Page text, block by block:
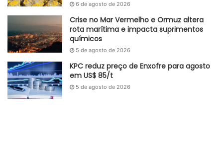
6 de agosto de 2026
Crise no Mar Vermelho e Ormuz altera
rota marítima e impacta suprimentos
químicos
5 de agosto de 2026
KPC reduz preço de Enxofre para agosto
em US$ 85/t
5 de agosto de 2026